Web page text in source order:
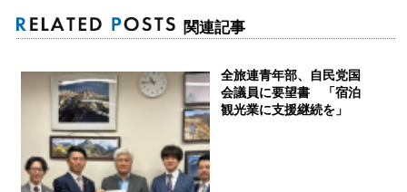
関連記事
全旅連青年部、自民党国
会議員に要望書 「宿泊
観光業に支援継続を」